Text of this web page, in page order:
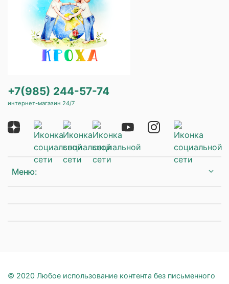
Меню:
+7(985) 244-57-74
интернет-магазин 24/7
© 2020 Любое использование контента без письменного